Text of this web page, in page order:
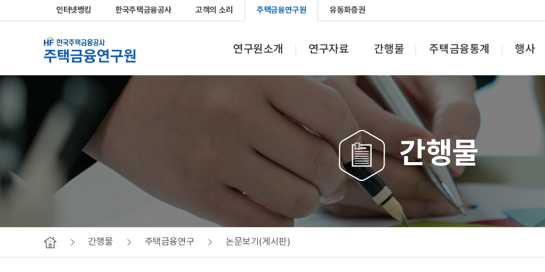
인터넷뱅킹 한국주택금융공사 고객의 소리 주택금융연구원 유동화증권
연구원소개 연구자료 간행물 주택금융통계 행사
간행물
간행물 주택금융연구 논문보기(게시판)